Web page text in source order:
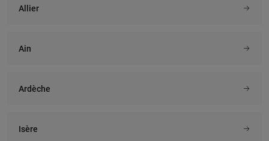
Allier
Ain
Ardèche
Isère